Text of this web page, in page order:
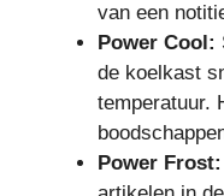
van een
Power Cool:
de koelkast
temperatuur.
Power Frost: